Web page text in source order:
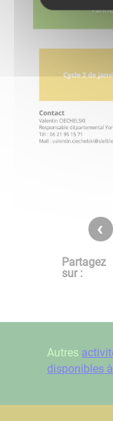
Partagez
sur :
Autres
disponibles